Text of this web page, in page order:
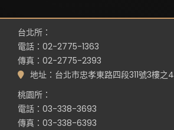
台北所：
電話：02-2775-1363
傳真：02-2775-2393
地址：台北市忠孝東路四段311號3樓之4
桃園所：
電話：03-338-3693
傳真：03-338-6393